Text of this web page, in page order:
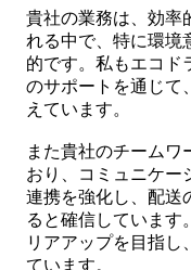
貴社の業務は、効率
れる中で、特に環境
的です。私もエコド
のサポートを通じて
えています。
また貴社のチームワ
おり、コミュニケー
連携を強化し、配送
ると確信しています
リアアップを目指し
ています。